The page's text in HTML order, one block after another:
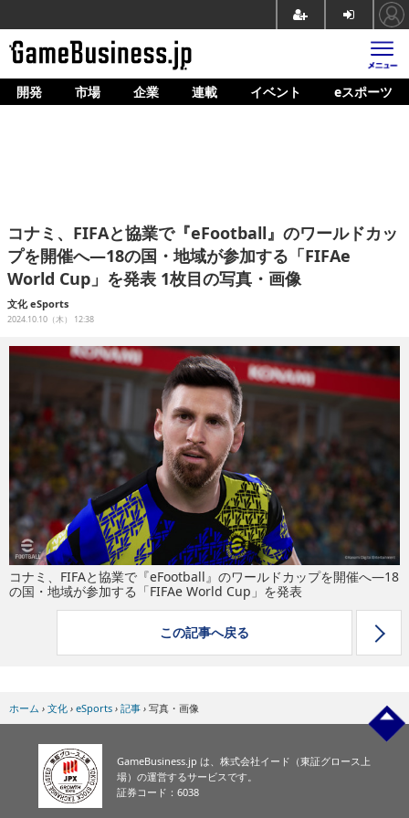
ホーム
企業動向
人材育成
産業政策
連載
eスポーツ
開発 市場 企業 連載 イベント eスポーツ
コナミ、FIFAと協業で『eFootball』のワールドカッ
プを開催へ―18の国・地域が参加する「FIFAe
World Cup」を発表 1枚目の写真・画像
文化 eSports
2024.10.10（木） 12:38
コナミ、FIFAと協業で『eFootball』のワールドカップを開催へ―18
の国・地域が参加する「FIFAe World Cup」を発表
この記事へ戻る
ホーム › 文化 › eSports › 記事 › 写真・画像
GameBusiness.jp は、株式会社イード（東証グロース上
場）の運営するサービスです。
証券コード：6038